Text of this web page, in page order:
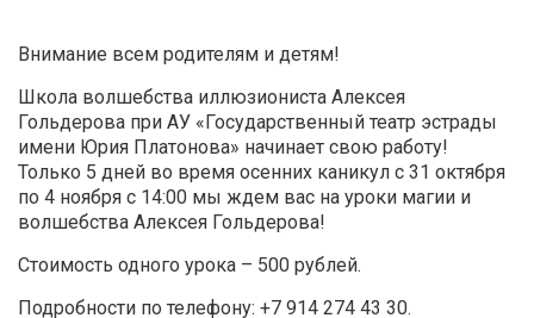
Внимание всем родителям и детям!
Школа волшебства иллюзиониста Алексея
Гольдерова при АУ «Государственный театр эстрады
имени Юрия Платонова» начинает свою работу!
Только 5 дней во время осенних каникул с 31 октября
по 4 ноября с 14:00 мы ждем вас на уроки магии и
волшебства Алексея Гольдерова!
Стоимость одного урока – 500 рублей.
Подробности по телефону: +7 914 274 43 30.